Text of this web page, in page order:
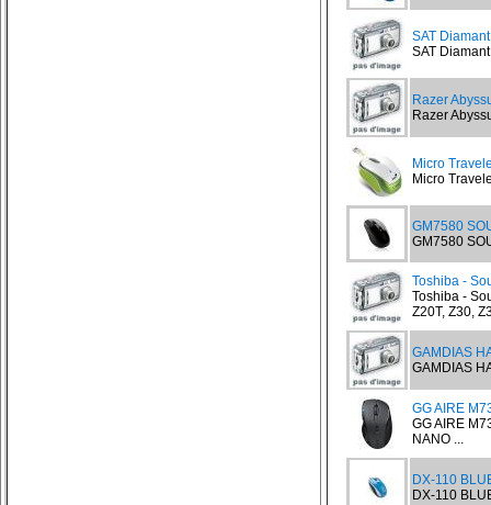
SAT
SAT
Razer
Razer
Micro
Micro
GM7580
GM7580
Toshiba -
Toshiba -
Z20T, Z30,
GAMDIAS
GAMDIAS
GG AIRE
GG AIRE
NANO ...
DX-110
DX-110